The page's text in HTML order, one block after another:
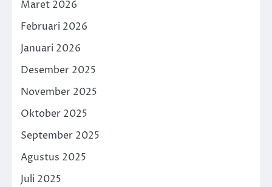
Maret 2026
Februari 2026
Januari 2026
Desember 2025
November 2025
Oktober 2025
September 2025
Agustus 2025
Juli 2025